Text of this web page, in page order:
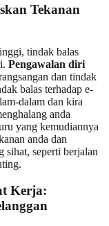
Tekanan
tindak balas
Pengawalan diri
dan tindak
balas terhadap e-
dalam dan kira
anda
yang kemudiannya
anda dan
sihat, seperti berjalan
Kerja: